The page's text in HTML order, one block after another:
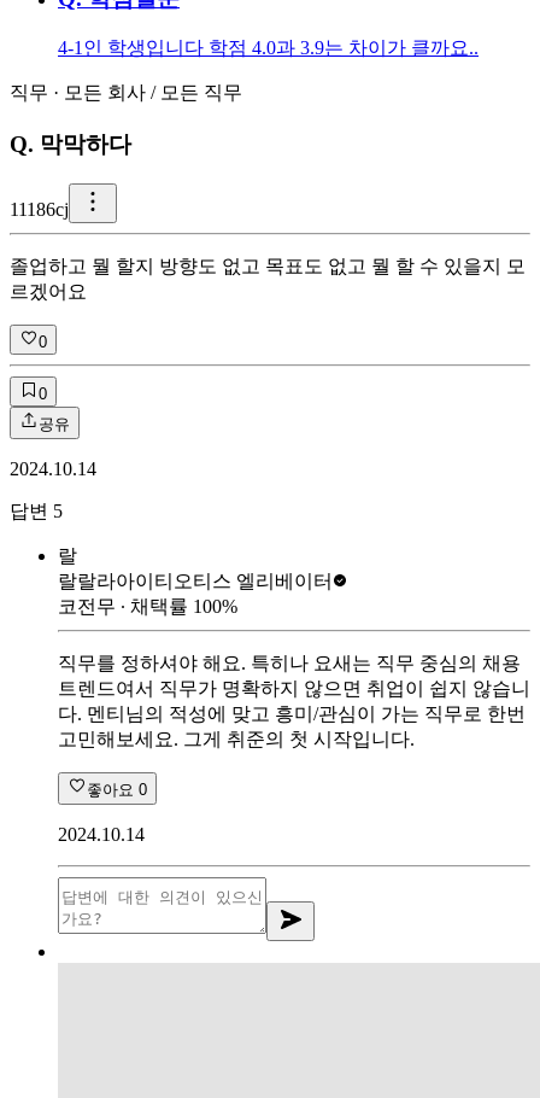
4-1인 학생입니다 학점 4.0과 3.9는 차이가 클까요..
직무 · 모든 회사 / 모든 직무
Q. 막막하다
11186cj
졸업하고 뭘 할지 방향도 없고 목표도 없고 뭘 할 수 있을지 모
르겠어요
0
0
공유
2024.10.14
답변 5
랄
랄랄라아이티 오티스 엘리베이터
코전무 ∙ 채택률 100%
직무를 정하셔야 해요. 특히나 요새는 직무 중심의 채용
트렌드여서 직무가 명확하지 않으면 취업이 쉽지 않습니
다. 멘티님의 적성에 맞고 흥미/관심이 가는 직무로 한번
고민해보세요. 그게 취준의 첫 시작입니다.
좋아요 0
2024.10.14